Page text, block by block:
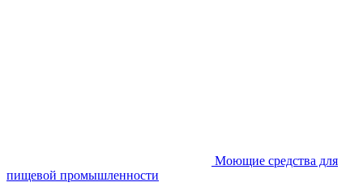
Моющие средства для
пищевой промышленности